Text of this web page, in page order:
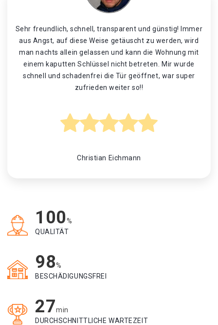
Sehr freundlich, schnell, transparent und günstig! Immer
aus Angst, auf diese Weise getäuscht zu werden, wird
man nachts allein gelassen und kann die Wohnung mit
einem kaputten Schlüssel nicht betreten. Mir wurde
schnell und schadenfrei die Tür geöffnet, war super
zufrieden weiter so!!
Christian Eichmann
100%
QUALITÄT
98%
BESCHÄDIGUNGSFREI
27min
DURCHSCHNITTLICHE WARTEZEIT